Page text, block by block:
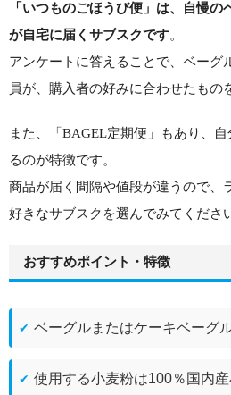
「いつものごほうび便」は、自慢
が自宅に届くサブスクです。
アンケートに答えることで、ベーグ
員が、購入者の好みに合わせたもの
また、「BAGEL定期便」もあり、
るのが特徴です。
商品が届く間隔や値段が違うので、
好きなサブスクを選んでみてくださ
おすすめポイント・特徴
ベーグルまたはケーキベーグ
使用する小麦粉は100％国内